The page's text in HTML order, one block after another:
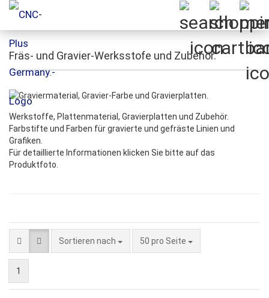
Fräs- und Gravier-Werksstofe und Zubehör.
Werkstoffe, Plattenmaterial, Gravierplatten und Zubehör.
Farbstifte und Farben für gravierte und gefräste Linien und
Grafiken.
Für detaillierte Informationen klicken Sie bitte auf das
Produktfoto.
Sortieren nach
Sortieren nach 50 pro Seite
pro Seite
1